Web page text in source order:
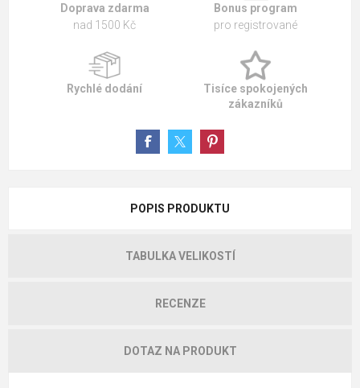
Doprava zdarma
nad 1500 Kč
Bonus program
pro registrované
Rychlé dodání
Tisíce spokojených
zákazníků
POPIS PRODUKTU
TABULKA VELIKOSTÍ
RECENZE
DOTAZ NA PRODUKT